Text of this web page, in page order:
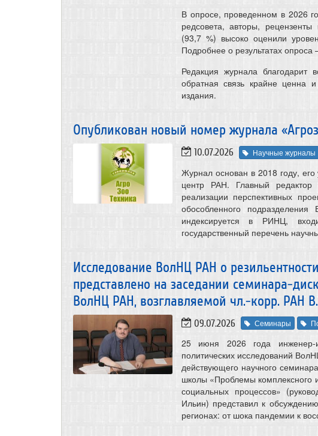
В опросе, проведенном в 2026
редсовета, авторы,
(93,7 %) высоко оценили
Подробнее о результатах
Редакция журнала благодарит
обратная связь крайне ценна
издания.
Опубликован новый номер журнала
10.07.2026 Научные журналы
Журнал основан в 2018 году,
центр РАН. Главный
реализации перспективных
обособленного
индексируется в РИНЦ,
государственный перечень
Исследование ВолНЦ РАН о
представлено на заседании семинара-
ВолНЦ РАН, возглавляемой чл.-корр. РАН
09.07.2026 Семинары
25 июня 2026 года инженер-
политических исследований
действующего научного
школы «Проблемы комплексного
социальных процессов»
Ильин) представил к
регионах: от шока пандемии к